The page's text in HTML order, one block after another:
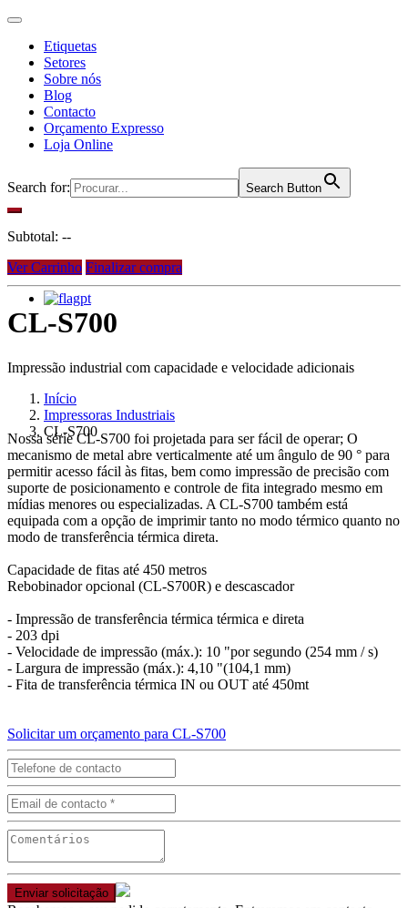
Etiquetas
Setores
Sobre nós
Blog
Contacto
Orçamento Expresso
Loja Online
Search for: Search Button
Subtotal: --
Ver Carrinho Finalizar compra
pt
CL-S700
Impressão industrial com capacidade e velocidade adicionais
Início
Impressoras Industriais
CL-S700
Nossa série CL-S700 foi projetada para ser fácil de operar; O
mecanismo de metal abre verticalmente até um ângulo de 90 ° para
permitir acesso fácil às fitas, bem como impressão de precisão com
suporte de posicionamento e controle de fita integrado mesmo em
mídias menores ou especializadas. A CL-S700 também está
equipada com a opção de imprimir tanto no modo térmico quanto no
modo de transferência térmica direta.
Capacidade de fitas até 450 metros
Rebobinador opcional (CL-S700R) e descascador
- Impressão de transferência térmica térmica e direta
- 203 dpi
- Velocidade de impressão (máx.): 10 "por segundo (254 mm / s)
- Largura de impressão (máx.): 4,10 "(104,1 mm)
- Fita de transferência térmica IN ou OUT até 450mt
Solicitar um orçamento para CL-S700
Enviar solicitação